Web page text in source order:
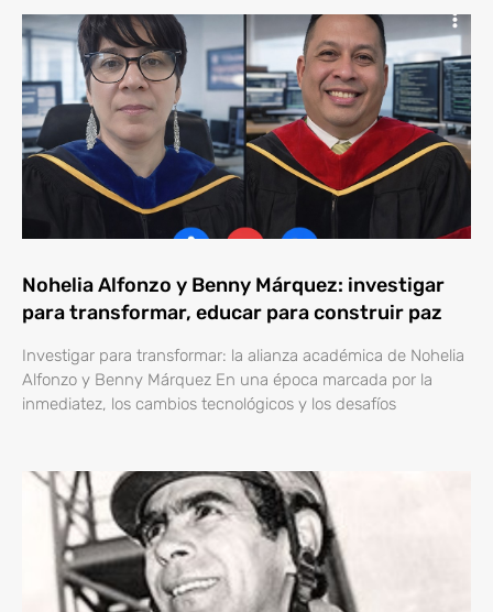
Nohelia Alfonzo y Benny Márquez: investigar
para transformar, educar para construir paz
Investigar para transformar: la alianza académica de Nohelia
Alfonzo y Benny Márquez En una época marcada por la
inmediatez, los cambios tecnológicos y los desafíos